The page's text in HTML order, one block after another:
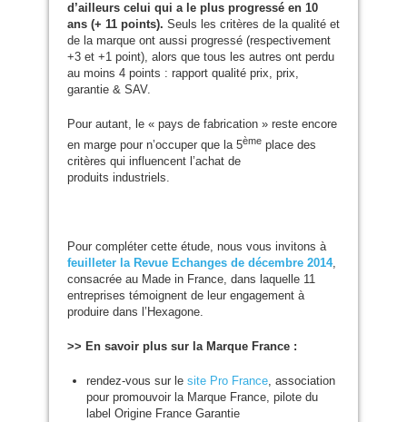
d’ailleurs celui qui a le plus progressé en 10
ans (+ 11 points). Seuls les critères de la qualité et
de la marque ont aussi progressé (respectivement
+3 et +1 point), alors que tous les autres ont perdu
au moins 4 points : rapport qualité prix, prix,
garantie & SAV.
Pour autant, le « pays de fabrication » reste encore
en marge pour n’occuper que la 5ème place des
critères qui influencent l’achat de
produits industriels.
Pour compléter cette étude, nous vous invitons à
feuilleter la Revue Echanges de décembre 2014,
consacrée au Made in France, dans laquelle 11
entreprises témoignent de leur engagement à
produire dans l’Hexagone.
>> En savoir plus sur la Marque France :
rendez-vous sur le site Pro France, association
pour promouvoir la Marque France, pilote du
label Origine France Garantie